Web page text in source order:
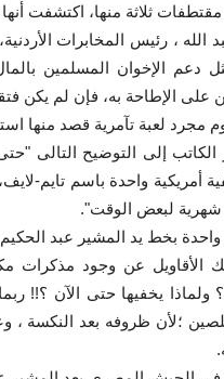
ثلاثة منها، اكتشفت
الله ، رئيس المخابرات
دعم الإخوان المسلمين
على الإطاحة به، فإن لم يكن
لعبة تآمرية قصد منها
إلى التوضيح التالى "حتى
لبعض الوقت".
واحدة بخط يد المشير عبد
عن وجود مذكرات
ولماذا يخفيها حتى الآن ؟!!
؛لأن ظروفه بعد النكسة